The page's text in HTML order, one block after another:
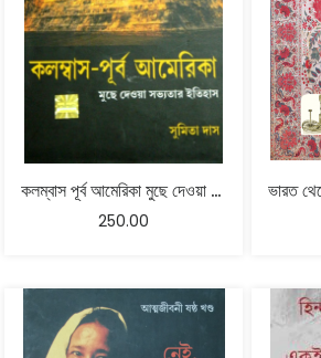
কলম্বাস পূর্ব আমেরিকা মুছে দেওয়া সভ্যতার ইতিহাস
250.00